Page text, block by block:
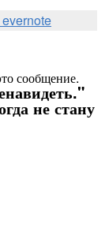
evernote
сообщение.
не стану